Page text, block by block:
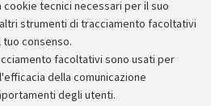
tecnici necessari per il suo
strumenti di tracciamento facoltativi
consenso.
facoltativi sono usati per
della comunicazione
degli utenti.
per l’assunzione dettato dal
31 dicembre 2018.